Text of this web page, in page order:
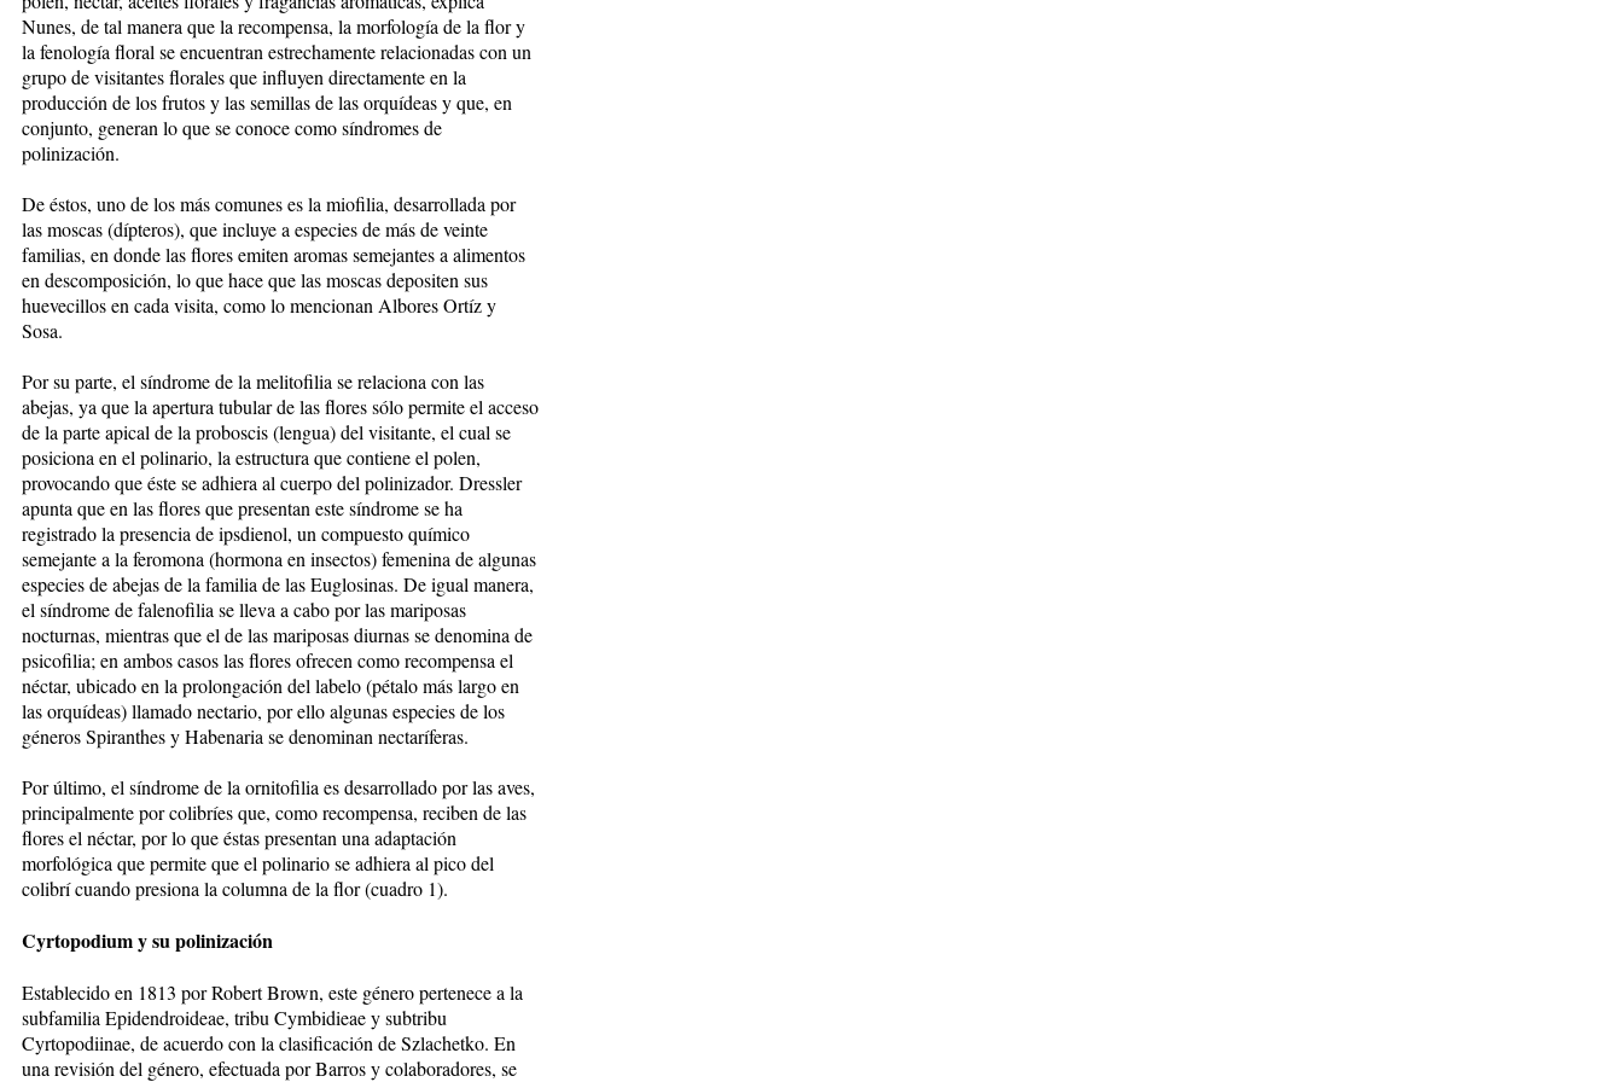
Nunes, de tal manera que la recompensa, la morfología de la flor y
la fenología floral se encuentran estrechamente relacionadas con un
grupo de visitantes florales que influyen directamente en la
producción de los frutos y las semillas de las orquídeas y que, en
conjunto, generan lo que se conoce como síndromes de
polinización.
De éstos, uno de los más comunes es la miofilia, desarrollada por
las moscas (dípteros), que incluye a especies de más de veinte
familias, en donde las flores emiten aromas semejantes a alimentos
en descomposición, lo que hace que las moscas depositen sus
huevecillos en cada visita, como lo mencionan Albores Ortíz y
Sosa.
Por su parte, el síndrome de la melitofilia se relaciona con las
abejas, ya que la apertura tubular de las flores sólo permite el acceso
de la parte apical de la proboscis (lengua) del visitante, el cual se
posiciona en el polinario, la estructura que contiene el polen,
provocando que éste se adhiera al cuerpo del polinizador. Dressler
apunta que en las flores que presentan este síndrome se ha
registrado la presencia de ipsdienol, un compuesto químico
semejante a la feromona (hormona en insectos) femenina de algunas
especies de abejas de la familia de las Euglosinas. De igual manera,
el síndrome de falenofilia se lleva a cabo por las mariposas
nocturnas, mientras que el de las mariposas diurnas se denomina de
psicofilia; en ambos casos las flores ofrecen como recompensa el
néctar, ubicado en la prolongación del labelo (pétalo más largo en
las orquídeas) llamado nectario, por ello algunas especies de los
géneros Spiranthes y Habenaria se denominan nectaríferas.
Por último, el síndrome de la ornitofilia es desarrollado por las aves,
principalmente por colibríes que, como recompensa, reciben de las
flores el néctar, por lo que éstas presentan una adaptación
morfológica que permite que el polinario se adhiera al pico del
colibrí cuando presiona la columna de la flor (cuadro 1).
Cyrtopodium y su polinización
Establecido en 1813 por Robert Brown, este género pertenece a la
subfamilia Epidendroideae, tribu Cymbidieae y subtribu
Cyrtopodiinae, de acuerdo con la clasificación de Szlachetko. En
una revisión del género, efectuada por Barros y colaboradores, se